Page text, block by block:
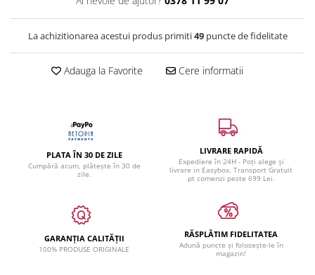
La achizitionarea acestui produs primiti49puncte de fidelitate
Adauga la Favorite Cere informatii
PLATA ÎN 30 DE ZILE
Cumpără acum, plătește în 30 de
zile.
LIVRARE RAPIDĂ
Expediere în 24H - Poți alege și
livrare in Easybox. Transport Gratuit
pt comenzi peste 699 Lei.
GARANȚIA CALITĂȚII
100% PRODUSE ORIGINALE
RĂSPLĂTIM FIDELITATEA
Adună puncte și folosește-le în
magazin!